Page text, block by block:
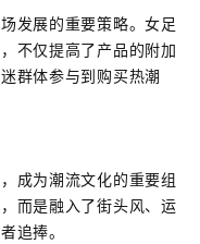
发展的重要策略。女足
不仅提高了产品的附加
群体参与到购买热潮
成为潮流文化的重要组
而是融入了街头风、运
追捧。